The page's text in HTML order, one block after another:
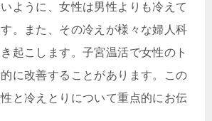
ように、女性は男性よりも冷えて
。また、その冷えが様々な婦人科
起こします。子宮温活で女性のト
に改善することがあります。この
と冷えとりについて重点的にお伝